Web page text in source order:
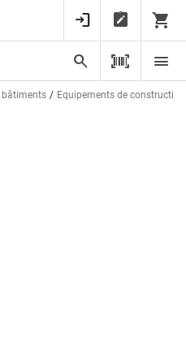
bâtiments Equipements de construction